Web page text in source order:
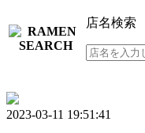
店名検索
2023-03-11 19:51:41